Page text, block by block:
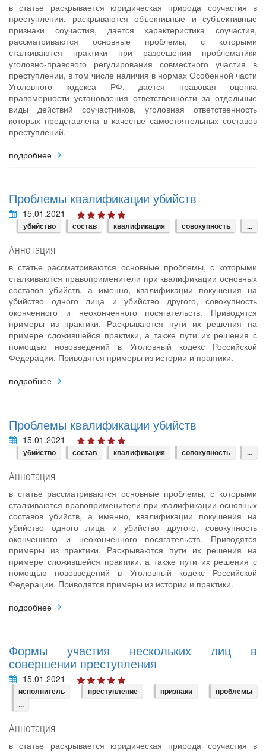
в статье раскрывается юридическая природа соучастия в
преступлении, раскрываются объективные и субъективные
признаки соучастия, дается характеристика соучастия,
рассматриваются основные проблемы, с которыми
сталкиваются практики при разрешении проблематики
уголовно-правового регулирования совместного участия в
преступлении, в том числе наличия в нормах Особенной части
Уголовного кодекса РФ, дается правовая оценка
правомерности установления ответственности за отдельные
виды действий соучастников, уголовная ответственность
которых представлена в качестве самостоятельных составов
преступлений.
подробнее
Проблемы квалификации убийств
15.01.2021
убийство состав квалификация совокупность ...
Аннотация
в статье рассматриваются основные проблемы, с которыми
сталкиваются правоприменители при квалификации основных
составов убийств, а именно, квалификации покушения на
убийство одного лица и убийство другого, совокупность
оконченного и неоконченного посягательств. Приводятся
примеры из практики. Раскрываются пути их решения на
примере сложившейся практики, а также пути их решения с
помощью нововведений в Уголовный кодекс Российской
Федерации. Приводятся примеры из истории и практики.
подробнее
Проблемы квалификации убийств
15.01.2021
убийство состав квалификация совокупность ...
Аннотация
в статье рассматриваются основные проблемы, с которыми
сталкиваются правоприменители при квалификации основных
составов убийств, а именно, квалификации покушения на
убийство одного лица и убийство другого, совокупность
оконченного и неоконченного посягательств. Приводятся
примеры из практики. Раскрываются пути их решения на
примере сложившейся практики, а также пути их решения с
помощью нововведений в Уголовный кодекс Российской
Федерации. Приводятся примеры из истории и практики.
подробнее
Формы участия нескольких лиц в
совершении преступления
15.01.2021
исполнитель преступление признаки
проблемы
...
Аннотация
в статье раскрывается юридическая природа соучастия в